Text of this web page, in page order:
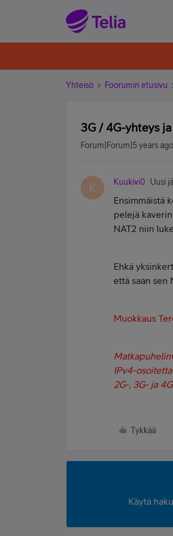
Yhteisö Foorumin etusivu
3G / 4G-yhteys
Forum|Forum|5 years ago
K Kuukivi0 Uusi
Ensimmäistä
pelejä
NAT2 niin
Ehkä
että saan sen
Muokkaus
IPv4-
2G-, 3G- ja
Tykkää
Käytä